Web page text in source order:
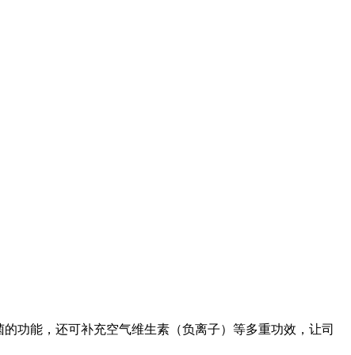
功能，还可补充空气维生素（负离子）等多重功效，让司